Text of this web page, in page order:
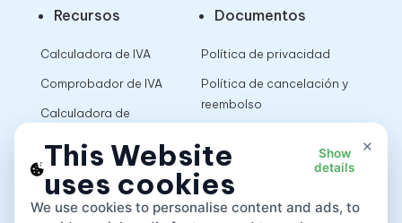
Recursos
Calculadora de IVA
Comprobador de IVA
Calculadora de
ventas
Documentos
Política de privacidad
Política de cancelación y
reembolso
App
×
This Website
uses cookies
Show
details
We use cookies to personalise content and ads, to